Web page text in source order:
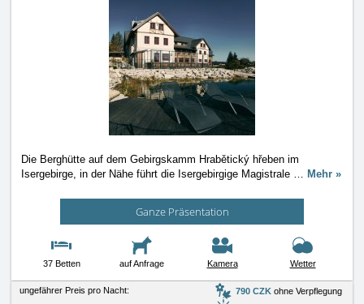
Die Berghütte auf dem Gebirgskamm Hrabětický hřeben im
Isergebirge, in der Nähe führt die Isergebirgige Magistrale … Mehr »
Ganze Präsentation
37 Betten auf Anfrage Kamera Wetter
ungefährer Preis pro Nacht: 790 CZK ohne Verpflegung